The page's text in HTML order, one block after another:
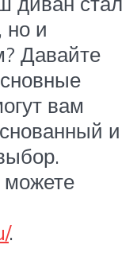
но и
Давайте
вам
и
можете
.